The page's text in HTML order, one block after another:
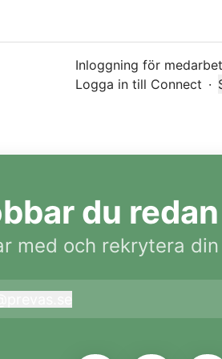
Inloggning för
Logga in till Connect ·
du
med och rekrytera